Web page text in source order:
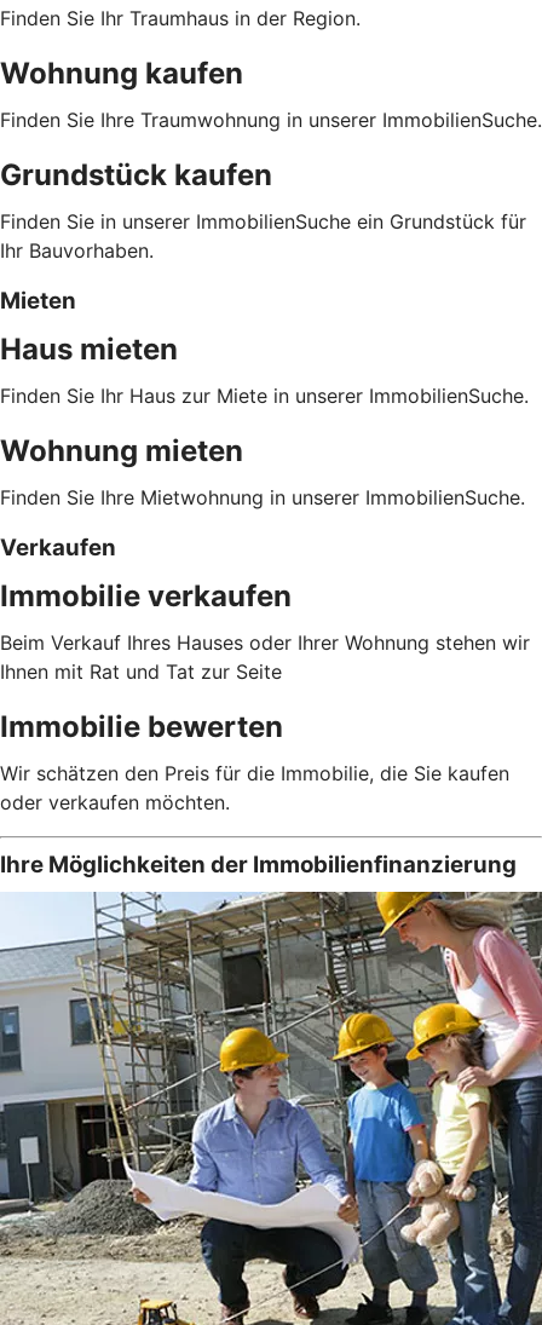
Finden Sie Ihr Traumhaus in der Region.
Wohnung kaufen
Finden Sie Ihre Traumwohnung in unserer ImmobilienSuche.
Grundstück kaufen
Finden Sie in unserer ImmobilienSuche ein Grundstück für
Ihr Bauvorhaben.
Mieten
Haus mieten
Finden Sie Ihr Haus zur Miete in unserer ImmobilienSuche.
Wohnung mieten
Finden Sie Ihre Mietwohnung in unserer ImmobilienSuche.
Verkaufen
Immobilie verkaufen
Beim Verkauf Ihres Hauses oder Ihrer Wohnung stehen wir
Ihnen mit Rat und Tat zur Seite
Immobilie bewerten
Wir schätzen den Preis für die Immobilie, die Sie kaufen
oder verkaufen möchten.
Ihre Möglichkeiten der Immobilienfinanzierung